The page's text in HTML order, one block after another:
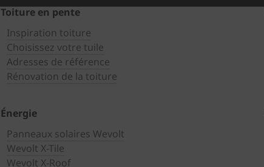
Toiture en pente
Inspiration toiture
Choisissez votre tuile
Adresses de référence
Rénovation de la toiture
Énergie
Panneaux solaires Wevolt
Wevolt X-Tile
Wevolt X-Roof